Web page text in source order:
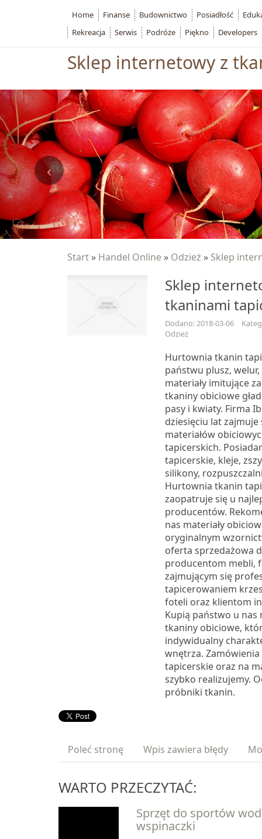
Sklep internetowy z
Start » Handel Online » Odzież » Sklep
Sklep
tkaninami
Dodano: 2018-03-06
Odzież
Hurtownia tkanin
państwu plusz,
materiały imitujące
tkaniny obiciowe
pasy i kwiaty. Firma
dziesięciu lat
materiałów
tapicerskich.
tapicerskie, kleje,
silikony,
Hurtownia tkanin
zaopatruje się u
producentów.
nas materiały
oryginalnym
oferta sprzedażowa
producentom mebli,
zajmującym się
tapicerowaniem
foteli oraz klientom
Kupią państwo u nas
tkaniny obiciowe,
indywidualny
wnętrza.
tapicerskie oraz na
szybko realizujemy.
próbniki tkanin.
Poleć stronę Wpis zawiera błędy
WARTO PRZECZYTAĆ:
Sprzęt do sportów
wspinaczki
Home Finanse Budownictwo Posiadłość
Rekreacja
Serwis Podróże Piękno Developers